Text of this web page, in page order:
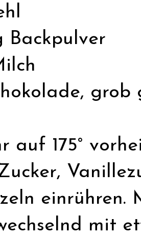
Backpulver
grob
auf 175°
einrühren.
mit